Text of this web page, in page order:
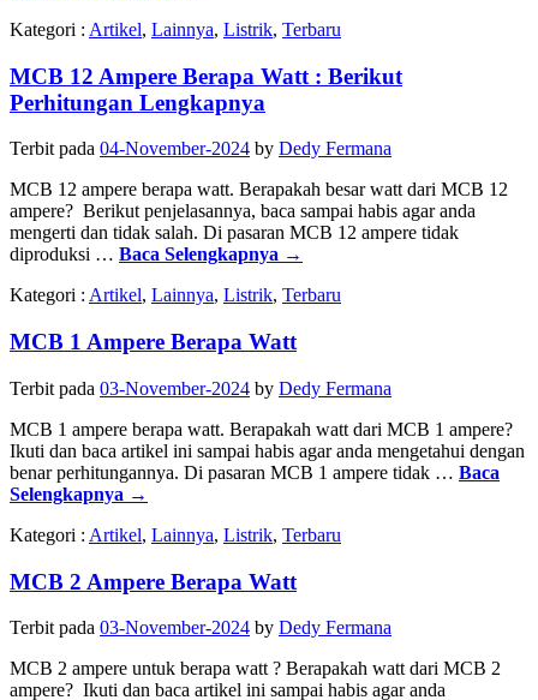
Kategori : Artikel, Lainnya, Listrik, Terbaru
MCB 12 Ampere Berapa Watt : Berikut
Perhitungan Lengkapnya
Terbit pada 04-November-2024 by Dedy Fermana
MCB 12 ampere berapa watt. Berapakah besar watt dari MCB 12
ampere? Berikut penjelasannya, baca sampai habis agar anda
mengerti dan tidak salah. Di pasaran MCB 12 ampere tidak
diproduksi … Baca Selengkapnya →
Kategori : Artikel, Lainnya, Listrik, Terbaru
MCB 1 Ampere Berapa Watt
Terbit pada 03-November-2024 by Dedy Fermana
MCB 1 ampere berapa watt. Berapakah watt dari MCB 1 ampere?
Ikuti dan baca artikel ini sampai habis agar anda mengetahui dengan
benar perhitungannya. Di pasaran MCB 1 ampere tidak … Baca
Selengkapnya →
Kategori : Artikel, Lainnya, Listrik, Terbaru
MCB 2 Ampere Berapa Watt
Terbit pada 03-November-2024 by Dedy Fermana
MCB 2 ampere untuk berapa watt ? Berapakah watt dari MCB 2
ampere? Ikuti dan baca artikel ini sampai habis agar anda